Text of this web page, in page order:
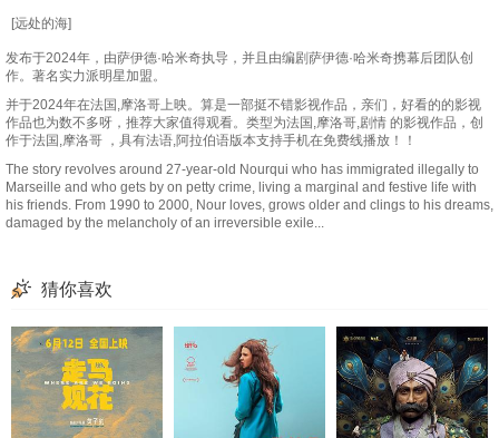
[远处的海]
发布于2024年，由萨伊德·哈米奇执导，并且由编剧萨伊德·哈米奇携幕后团队创
作。著名实力派明星加盟。
并于2024年在法国,摩洛哥上映。算是一部挺不错影视作品，亲们，好看的的影视
作品也为数不多呀，推荐大家值得观看。类型为法国,摩洛哥,剧情 的影视作品，创
作于法国,摩洛哥 ，具有法语,阿拉伯语版本支持手机在免费线播放！！
The story revolves around 27-year-old Nourqui who has immigrated illegally to
Marseille and who gets by on petty crime, living a marginal and festive life with
his friends. From 1990 to 2000, Nour loves, grows older and clings to his dreams,
damaged by the melancholy of an irreversible exile...
猜你喜欢